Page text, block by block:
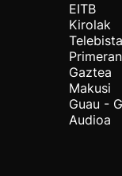
EITB
Kirolak
Primeran
Gaztea
Makusi
Guau -
Audioa